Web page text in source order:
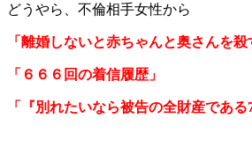
どうやら、不倫相手女性から
「離婚しないと赤ちゃんと奥さんを殺
「６６６回の着信履歴」
「『別れたいなら被告の全財産である